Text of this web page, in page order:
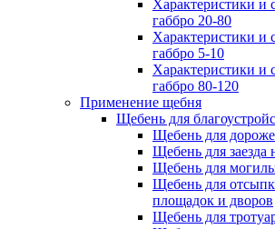
Характеристики и
габбро 20-80
Характеристики и
габбро 5-10
Характеристики и
габбро 80-120
Применение щебня
Щебень для
Щебень для
Щебень для заезда
Щебень для
Щебень для
площадок и дворов
Щебень для